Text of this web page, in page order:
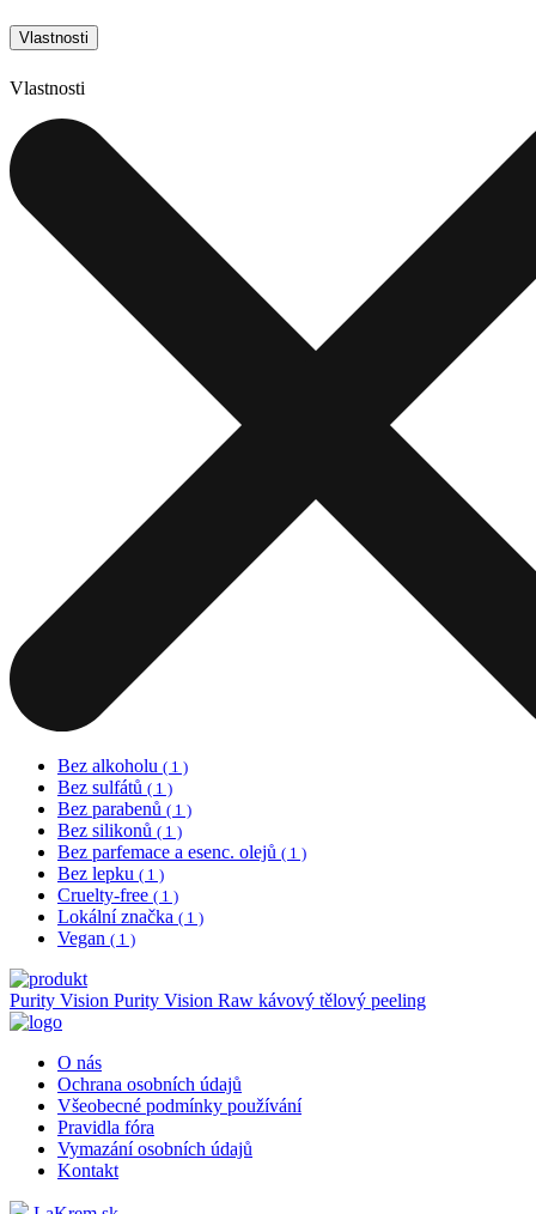
Vlastnosti
Vlastnosti
Bez alkoholu ( 1 )
Bez sulfátů ( 1 )
Bez parabenů ( 1 )
Bez silikonů ( 1 )
Bez parfemace a esenc. olejů ( 1 )
Bez lepku ( 1 )
Cruelty-free ( 1 )
Lokální značka ( 1 )
Vegan ( 1 )
Purity Vision Purity Vision Raw kávový tělový peeling
O nás
Ochrana osobních údajů
Všeobecné podmínky používání
Pravidla fóra
Vymazání osobních údajů
Kontakt